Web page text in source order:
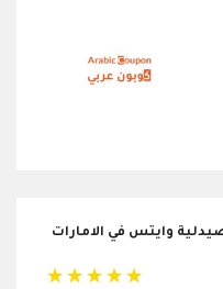
وايتس في الامارات
☆ ☆ ☆ ☆ ☆